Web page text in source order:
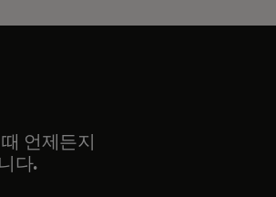
언제든지
다.